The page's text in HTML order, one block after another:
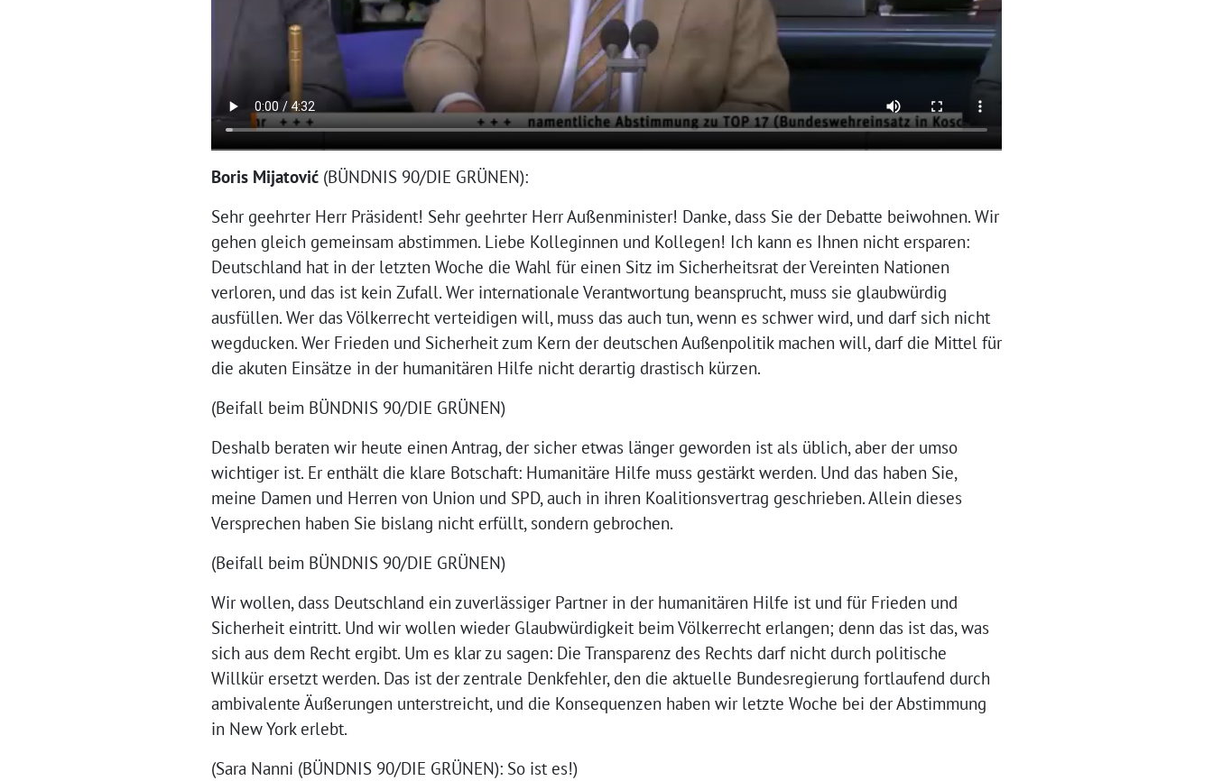
Boris Mijatović (BÜNDNIS 90/DIE GRÜNEN):
Sehr geehrter Herr Präsident! Sehr geehrter Herr Außenminister! Danke, dass Sie der Debatte beiwohnen. Wir
gehen gleich gemeinsam abstimmen. Liebe Kolleginnen und Kollegen! Ich kann es Ihnen nicht ersparen:
Deutschland hat in der letzten Woche die Wahl für einen Sitz im Sicherheitsrat der Vereinten Nationen
verloren, und das ist kein Zufall. Wer internationale Verantwortung beansprucht, muss sie glaubwürdig
ausfüllen. Wer das Völkerrecht verteidigen will, muss das auch tun, wenn es schwer wird, und darf sich nicht
wegducken. Wer Frieden und Sicherheit zum Kern der deutschen Außenpolitik machen will, darf die Mittel für
die akuten Einsätze in der humanitären Hilfe nicht derartig drastisch kürzen.
(Beifall beim BÜNDNIS 90/DIE GRÜNEN)
Deshalb beraten wir heute einen Antrag, der sicher etwas länger geworden ist als üblich, aber der umso
wichtiger ist. Er enthält die klare Botschaft: Humanitäre Hilfe muss gestärkt werden. Und das haben Sie,
meine Damen und Herren von Union und SPD, auch in ihren Koalitionsvertrag geschrieben. Allein dieses
Versprechen haben Sie bislang nicht erfüllt, sondern gebrochen.
(Beifall beim BÜNDNIS 90/DIE GRÜNEN)
Wir wollen, dass Deutschland ein zuverlässiger Partner in der humanitären Hilfe ist und für Frieden und
Sicherheit eintritt. Und wir wollen wieder Glaubwürdigkeit beim Völkerrecht erlangen; denn das ist das, was
sich aus dem Recht ergibt. Um es klar zu sagen: Die Transparenz des Rechts darf nicht durch politische
Willkür ersetzt werden. Das ist der zentrale Denkfehler, den die aktuelle Bundesregierung fortlaufend durch
ambivalente Äußerungen unterstreicht, und die Konsequenzen haben wir letzte Woche bei der Abstimmung
in New York erlebt.
(Sara Nanni (BÜNDNIS 90/DIE GRÜNEN): So ist es!)